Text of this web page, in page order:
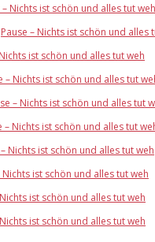
– Nichts ist schön und alles tut weh
Pause – Nichts ist schön und alles
ist schön und alles tut weh
– Nichts ist schön und alles tut
– Nichts ist schön und alles tut
– Nichts ist schön und alles tut
Nichts ist schön und alles tut weh
Nichts ist schön und alles tut weh
ist schön und alles tut weh
ist schön und alles tut weh